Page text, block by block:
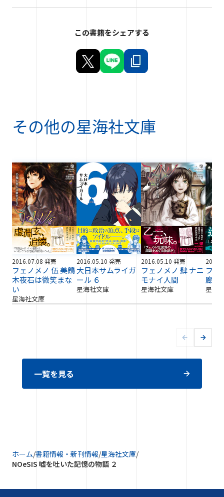
この書籍をシェアする
その他の星海社文庫
2016.07.08 発売
フェノメノ 伍 美鶴
木夜石は微笑まな
い
星海社文庫
2016.05.10 発売
大日本サムライガ
ール ６
星海社文庫
2016.05.10 発売
フェノメノ 肆 ナニ
モナイ人間
星海社文庫
フェ
廊事
星海
一覧を見る
ホーム/書籍情報・新刊情報/星海社文庫/
NOeSIS 嘘を吐いた記憶の物語 ２